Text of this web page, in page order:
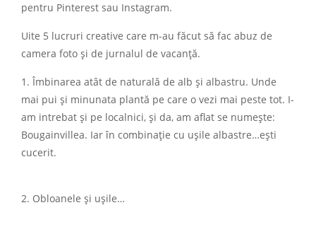
pentru Pinterest sau Instagram.
Uite 5 lucruri creative care m-au făcut să fac abuz de
camera foto și de jurnalul de vacanță.
1. Îmbinarea atât de naturală de alb și albastru. Unde
mai pui și minunata plantă pe care o vezi mai peste tot. I-
am intrebat și pe localnici, și da, am aflat se numește:
Bougainvillea. Iar în combinație cu ușile albastre…ești
cucerit.
2. Obloanele și ușile…